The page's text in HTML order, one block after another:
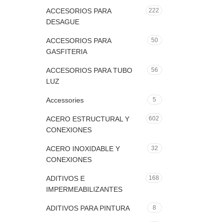
ACCESORIOS PARA
DESAGUE
222
ACCESORIOS PARA
GASFITERIA
50
ACCESORIOS PARA TUBO
LUZ
56
Accessories 5
ACERO ESTRUCTURAL Y
CONEXIONES
602
ACERO INOXIDABLE Y
CONEXIONES
32
ADITIVOS E
IMPERMEABILIZANTES
168
ADITIVOS PARA PINTURA 8